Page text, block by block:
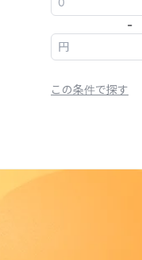
-
この条件で探す